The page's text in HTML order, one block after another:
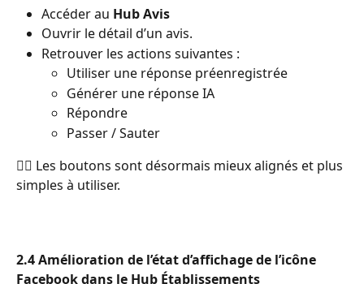
Accéder au Hub Avis
Ouvrir le détail d’un avis.
Retrouver les actions suivantes :
Utiliser une réponse préenregistrée
Générer une réponse IA
Répondre
Passer / Sauter
👉🏼 Les boutons sont désormais mieux alignés et plus
simples à utiliser.
2.4 Amélioration de l’état d’affichage de l’icône
Facebook dans le Hub Établissements